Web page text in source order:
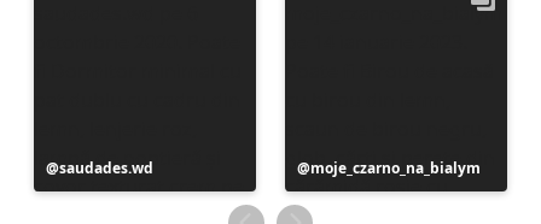
Postare
publicată
saudades.wd
Postare
publicată
de
moje_czarno_na_bialym